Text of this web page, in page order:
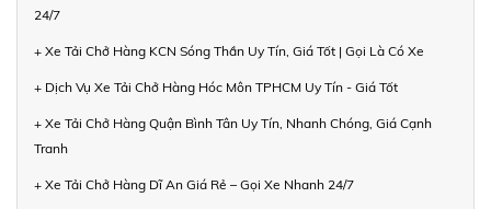
24/7
+ Xe Tải Chở Hàng KCN Sóng Thần Uy Tín, Giá Tốt | Gọi Là Có Xe
+ Dịch Vụ Xe Tải Chở Hàng Hóc Môn TPHCM Uy Tín - Giá Tốt
+ Xe Tải Chở Hàng Quận Bình Tân Uy Tín, Nhanh Chóng, Giá Cạnh
Tranh
+ Xe Tải Chở Hàng Dĩ An Giá Rẻ – Gọi Xe Nhanh 24/7